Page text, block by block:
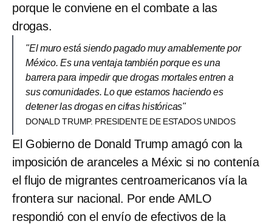
porque le conviene en el combate a las
drogas.
"El muro está siendo pagado muy amablemente por
México. Es una ventaja también porque es una
barrera para impedir que drogas mortales entren a
sus comunidades. Lo que estamos haciendo es
detener las drogas en cifras históricas"
DONALD TRUMP. PRESIDENTE DE ESTADOS UNIDOS
El Gobierno de Donald Trump amagó con la
imposición de aranceles a Méxic si no contenía
el flujo de migrantes centroamericanos vía la
frontera sur nacional. Por ende AMLO
respondió con el envío de efectivos de la